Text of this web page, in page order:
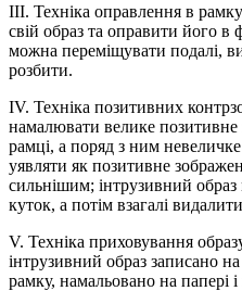
ІІІ. Техніка оправлення в
свій образ та оправити його
можна переміщувати подалі,
розбити.
ІV. Техніка позитивних
намалювати велике позитивне
рамці, а поряд з ним
уявляти як позитивне
сильнішим; інтрузивний
куток, а потім взагалі
V. Техніка приховування
інтрузивний образ записано
рамку, намальовано на папері